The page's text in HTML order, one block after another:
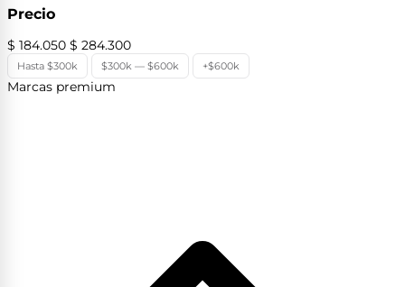
Precio
$ 184.050 $ 284.300
Hasta $300k $300k — $600k +$600k
Marcas premium